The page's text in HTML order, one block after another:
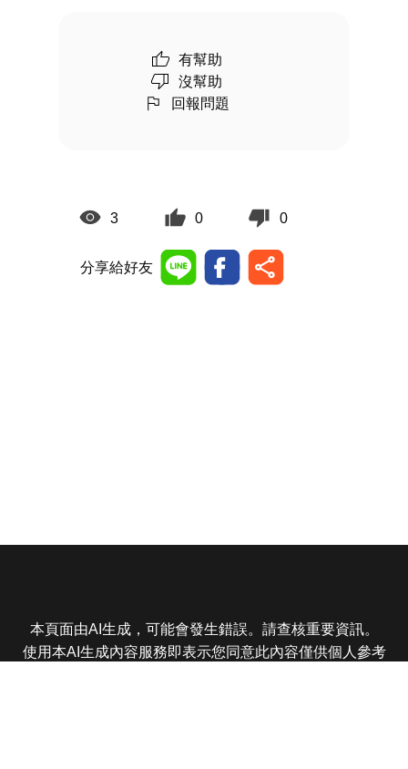
有幫助
沒幫助
回報問題
3 0 0
分享給好友
本頁面由AI生成，可能會發生錯誤。請查核重要資訊。
使用本AI生成內容服務即表示您同意此內容僅供個人參考